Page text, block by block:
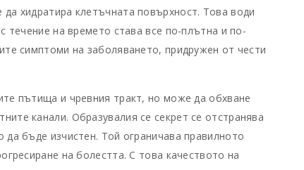
хидратира клетъчната повърхност. Това води
течение на времето става все по-плътна и по-
симптоми на заболяването, придружен от чести
пътища и чревния тракт, но може да обхване
канали. Образувалия се секрет се отстранява
бъде изчистен. Той ограничава правилното
на болестта. С това качеството на